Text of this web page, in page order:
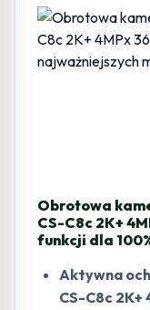
Obrotowa
CS-C8c 2K+
funkcji dla
Aktywna
CS-C8c 2K+